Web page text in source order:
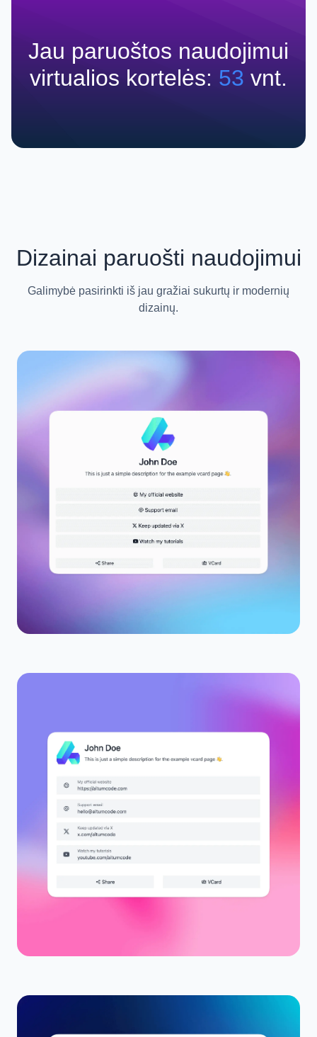
Jau paruoštos naudojimui
virtualios kortelės: 53 vnt.
Dizainai paruošti naudojimui
Galimybė pasirinkti iš jau gražiai sukurtų ir modernių
dizainų.